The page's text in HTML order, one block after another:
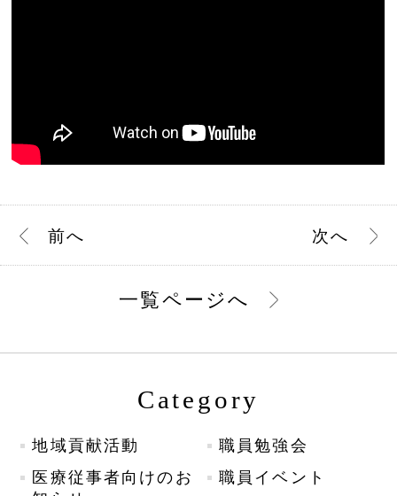
前へ 次へ
一覧ページへ
Category
地域貢献活動
職員勉強会
医療従事者向けのお
職員イベント